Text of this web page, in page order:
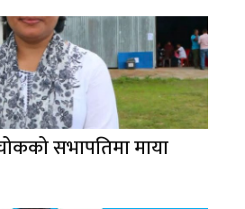
सभापतिमा माया